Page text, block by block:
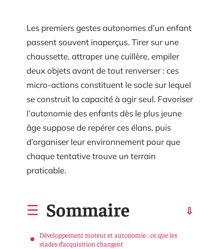
Les premiers gestes autonomes d’un enfant
passent souvent inaperçus. Tirer sur une
chaussette, attraper une cuillère, empiler
deux objets avant de tout renverser : ces
micro-actions constituent le socle sur lequel
se construit la capacité à agir seul. Favoriser
l’autonomie des enfants dès le plus jeune
âge suppose de repérer ces élans, puis
d’organiser leur environnement pour que
chaque tentative trouve un terrain
praticable.
Sommaire
Développement moteur et autonomie : ce que les
stades d’acquisition changent